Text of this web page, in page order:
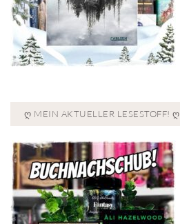
Ღ MEIN AKTUELLER LESESTOFF! Ღ